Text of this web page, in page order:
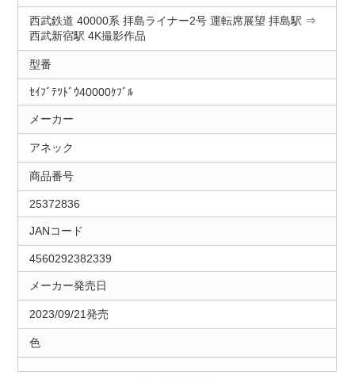
西武鉄道 40000系 拝島ライナー2号 運転席展望 拝島駅 ⇒
西武新宿駅 4K撮影作品
型番
ｾｲﾌﾞﾃﾂﾄﾞｳ40000ｹﾌﾞﾙ
メーカー
アネック
商品番号
25372836
JANコード
4560292382339
メーカー発売日
2023/09/21発売
色